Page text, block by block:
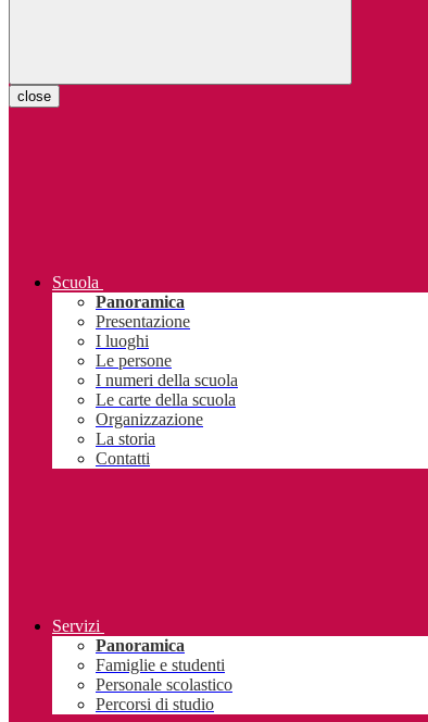
close
Scuola
Panoramica
Presentazione
I luoghi
Le persone
I numeri della scuola
Le carte della scuola
Organizzazione
La storia
Contatti
Servizi
Panoramica
Famiglie e studenti
Personale scolastico
Percorsi di studio